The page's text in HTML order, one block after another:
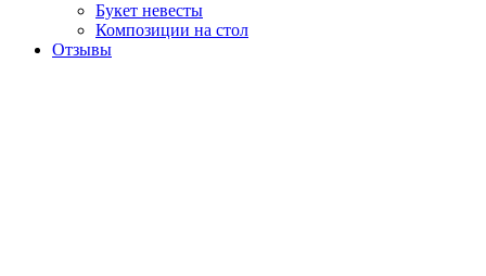
Букет невесты
Композиции на стол
Отзывы